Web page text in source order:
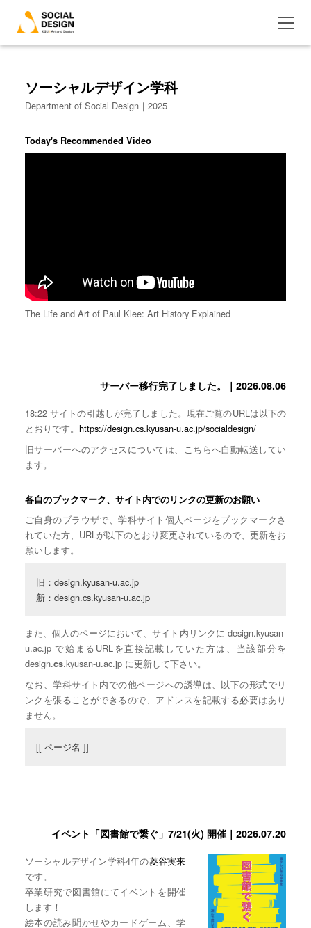
ソーシャルデザイン学科
Department of Social Design｜2025
Today's Recommended Video
The Life and Art of Paul Klee: Art History Explained
サーバー移行完了しました。｜2026.08.06
18:22 サイトの引越しが完了しました。現在ご覧のURLは以下の
とおりです。 https://design.cs.kyusan-u.ac.jp/socialdesign/
旧サーバーへのアクセスについては、こちらへ自動転送してい
ます。
各自のブックマーク、サイト内でのリンクの更新のお願い
ご自身のブラウザで、学科サイト個人ページをブックマークさ
れていた方、URLが以下のとおり変更されているので、更新をお
願いします。
旧：design.kyusan-u.ac.jp
新：design.cs.kyusan-u.ac.jp
また、個人のページにおいて、サイト内リンクに design.kyusan-
u.ac.jp で始まるURLを直接記載していた方は、当該部分を
design.cs.kyusan-u.ac.jp に更新して下さい。
なお、学科サイト内での他ページへの誘導は、以下の形式でリ
ンクを張ることができるので、アドレスを記載する必要はあり
ません。
[[ ページ名 ]]
イベント「図書館で繋ぐ」7/21(火) 開催｜2026.07.20
ソーシャルデザイン学科4年の菱谷実来
です。
卒業研究で図書館にてイベントを開催
します！
絵本の読み聞かせやカードゲーム、学